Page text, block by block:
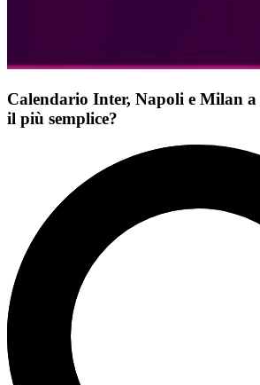
Calendario Inter, Napoli e Milan
il più semplice?